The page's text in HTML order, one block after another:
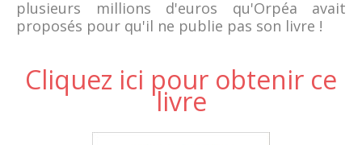
plusieurs millions d'euros qu'Orpéa avait
proposés pour qu'il ne publie pas son livre !
Cliquez ici pour obtenir ce
livre